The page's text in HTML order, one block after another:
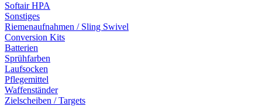
Softair HPA
Sonstiges
Riemenaufnahmen / Sling Swivel
Conversion Kits
Batterien
Sprühfarben
Laufsocken
Pflegemittel
Waffenständer
Zielscheiben / Targets